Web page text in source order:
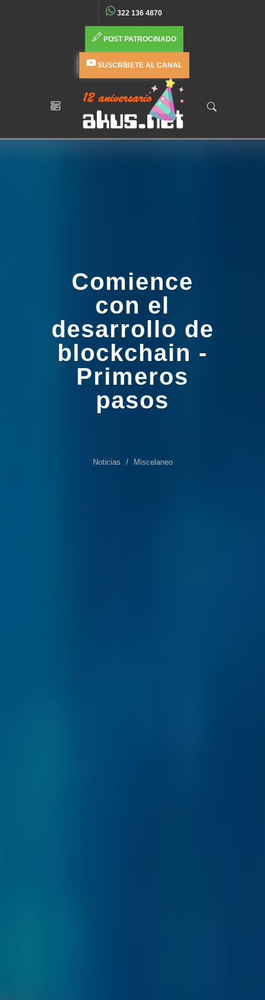
322 136 4870
POST PATROCINADO
SUSCRÍBETE AL CANAL
Comience
con el
desarrollo de
blockchain -
Primeros
pasos
Noticias Miscelaneo